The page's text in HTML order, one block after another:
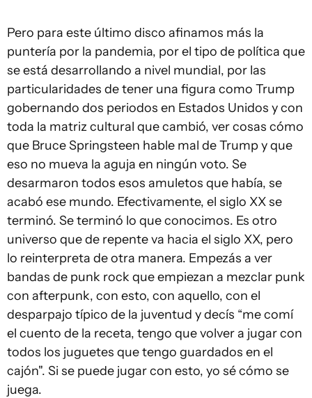
Pero para este último disco afinamos más la
puntería por la pandemia, por el tipo de política que
se está desarrollando a nivel mundial, por las
particularidades de tener una figura como Trump
gobernando dos periodos en Estados Unidos y con
toda la matriz cultural que cambió, ver cosas cómo
que Bruce Springsteen hable mal de Trump y que
eso no mueva la aguja en ningún voto. Se
desarmaron todos esos amuletos que había, se
acabó ese mundo. Efectivamente, el siglo XX se
terminó. Se terminó lo que conocimos. Es otro
universo que de repente va hacia el siglo XX, pero
lo reinterpreta de otra manera. Empezás a ver
bandas de punk rock que empiezan a mezclar punk
con afterpunk, con esto, con aquello, con el
desparpajo típico de la juventud y decís “me comí
el cuento de la receta, tengo que volver a jugar con
todos los juguetes que tengo guardados en el
cajón". Si se puede jugar con esto, yo sé cómo se
juega.